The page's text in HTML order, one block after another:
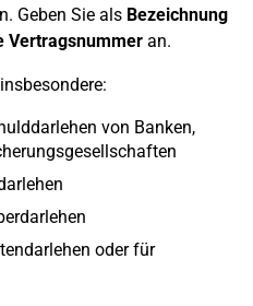
Geben Sie als Bezeichnung
Vertragsnummer an.
von Banken,
oder für